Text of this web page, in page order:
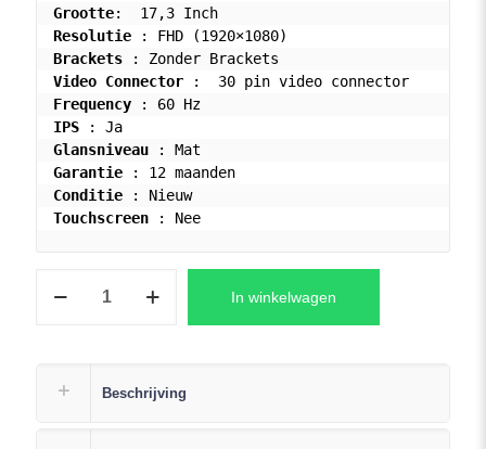
Grootte
Resolutie
Brackets
Video Connector
Frequency
IPS
Glansniveau
Garantie
Conditie
Touchscreen : Nee
LCD
In winkelwagen
Beschrijving